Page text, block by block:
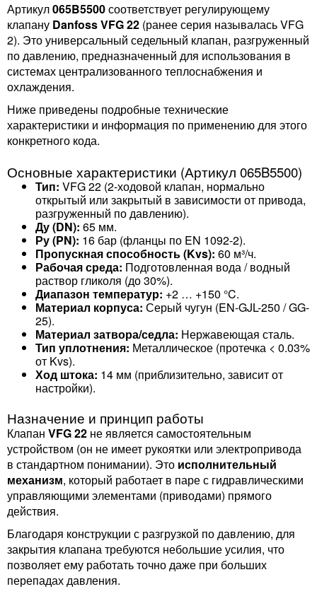
Артикул065B5500соответствует регулирующему
клапану Danfoss VFG 22 (ранее серия называлась VFG
2). Это универсальный седельный клапан, разгруженный
по давлению, предназначенный для использования в
системах централизованного теплоснабжения и
охлаждения.
Ниже приведены подробные технические
характеристики и информация по применению для этого
конкретного кода.
Основные характеристики (Артикул 065B5500)
Тип: VFG 22 (2-ходовой клапан, нормально
открытый или закрытый в зависимости от привода,
разгруженный по давлению).
Ду (DN): 65 мм.
Ру (PN): 16 бар (фланцы по EN 1092-2).
Пропускная способность (Kvs): 60 м³/ч.
Рабочая среда: Подготовленная вода / водный
раствор гликоля (до 30%).
Диапазон температур: +2 … +150 °C.
Материал корпуса: Серый чугун (EN-GJL-250 / GG-
25).
Материал затвора/седла: Нержавеющая сталь.
Тип уплотнения: Металлическое (протечка < 0.03%
от Kvs).
Ход штока: 14 мм (приблизительно, зависит от
настройки).
Назначение и принцип работы
Клапан VFG 22 не является самостоятельным
устройством (он не имеет рукоятки или электропривода
в стандартном понимании). Это исполнительный
механизм, который работает в паре с гидравлическими
управляющими элементами (приводами) прямого
действия.
Благодаря конструкции с разгрузкой по давлению, для
закрытия клапана требуются небольшие усилия, что
позволяет ему работать точно даже при больших
перепадах давления.